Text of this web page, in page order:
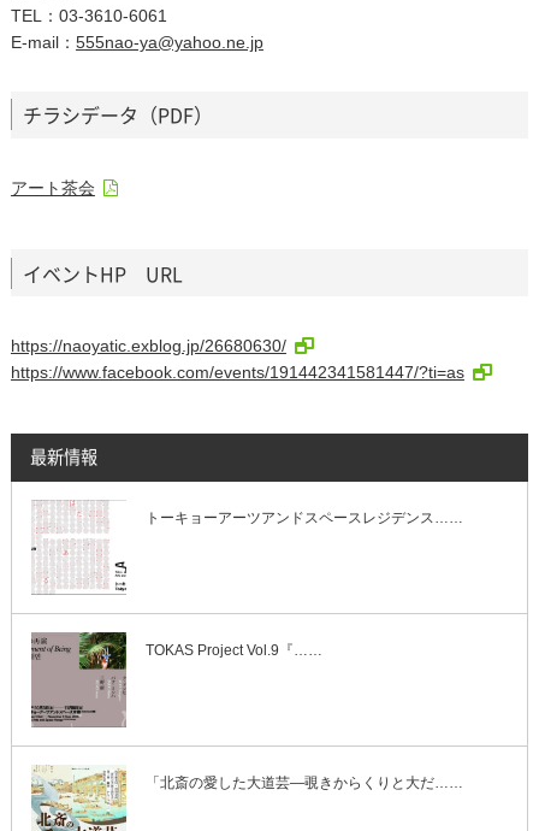
TEL：03-3610-6061
E-mail： 555nao-ya@yahoo.ne.jp
チラシデータ（PDF）
アート茶会
イベントHP URL
https://naoyatic.exblog.jp/26680630/
https://www.facebook.com/events/191442341581447/?ti=as
最新情報
トーキョーアーツアンドスペースレジデンス……
TOKAS Project Vol.9『……
「北斎の愛した大道芸―覗きからくりと大だ……